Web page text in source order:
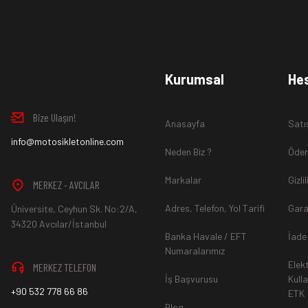
www.MotosikletOnline.com alışveriş sitesinden almış
Aksi durum söz konusu olduğunda
*İade ve Değişim sürecinde ürünlerin "Gönderici Ödemeli”
Ürün mağazamıza ulaştıktan sonra gerekli incelemelerin
hesaba ya da Kredi Kartına "Beş (5) ile On (10) iş günü”
Bize Ulaşın!
info@motosikletonline.com
MERKEZ - AVCILAR
Üniversite, Ceyhun Sk. No:2/A,
34320 Avcılar/İstanbul
MERKEZ TELEFON
+90 532 778 66 86
Kurumsal
Anasayfa
Neden Biz ?
Markalar
Adres, Telefon, Yol Tarifi
Banka Havale / EFT
Numaralarımız
İş Başvurusu
İade
ETK